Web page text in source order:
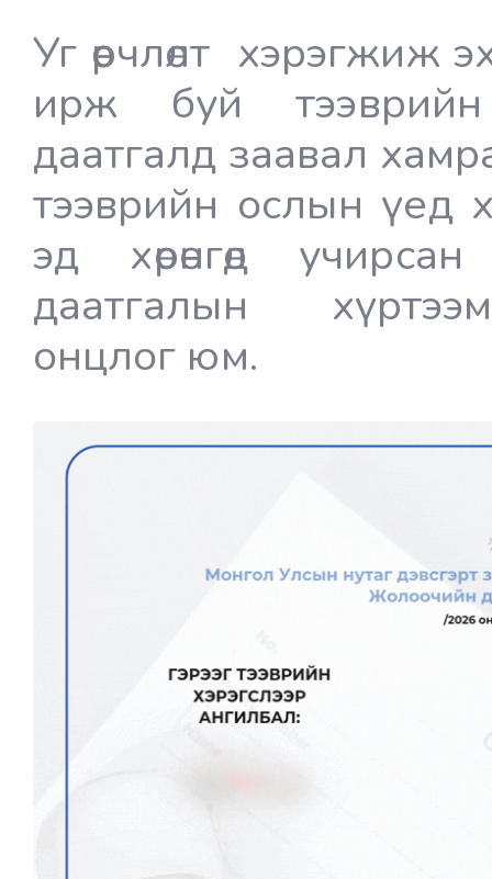
Уг өөрчлөлт хэрэгжиж
ирж буй тээврийн
даатгалд заавал
тээврийн ослын үед
эд хөрөнгөд
даатгалын
онцлог юм.